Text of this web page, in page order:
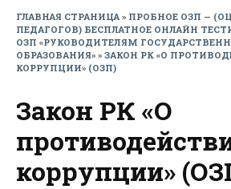
ГЛАВНАЯ СТРАНИЦА» ПРОБНОЕ ОЗП —
ПЕДАГОГОВ) БЕСПЛАТНОЕ ОНЛАЙН
ОЗП «РУКОВОДИТЕЛЯМ
ОБРАЗОВАНИЯ» » ЗАКОН РК «О
КОРРУПЦИИ» (ОЗП)
Закон РК «О
коррупции»